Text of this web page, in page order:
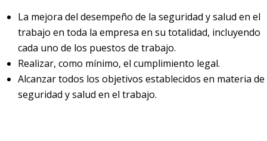
La mejora del desempeño de la seguridad y salud en el
trabajo en toda la empresa en su totalidad, incluyendo
cada uno de los puestos de trabajo.
Realizar, como mínimo, el cumplimiento legal.
Alcanzar todos los objetivos establecidos en materia de
seguridad y salud en el trabajo.